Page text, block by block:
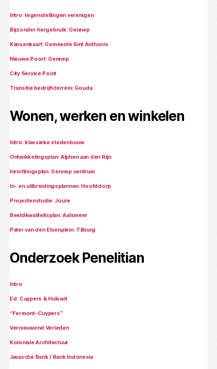
Intro: tegenstellingen verenigen
Bijzonder hergebruik: Gennep
Kansenkaart: Gemeente Sint Anthonis
Nieuwe Poort: Gennep
City Service Point
Transitie bedrijfsterrein: Gouda
Wonen, werken en winkelen
Intro: klassieke stedenbouw
Ontwikkelingsplan: Alphen aan den Rijn
Inrichtingsplan: Gennep centrum
In- en uitbreidingsplannen: Hoofddorp
Projectenstudie: Joure
Beeldkwaliteitsplan: Aalsmeer
Pater van den Elsenplein: Tilburg
Onderzoek Penelitian
Intro
Ed. Cuypers & Hulswit
“Fermont-Cuypers”
Vernieuwend Verleden
Koloniale Architectuur
Javasche Bank / Bank Indonesia